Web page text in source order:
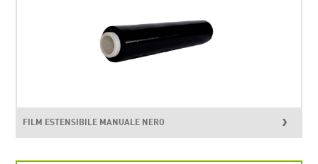
FILM ESTENSIBILE MANUALE NERO